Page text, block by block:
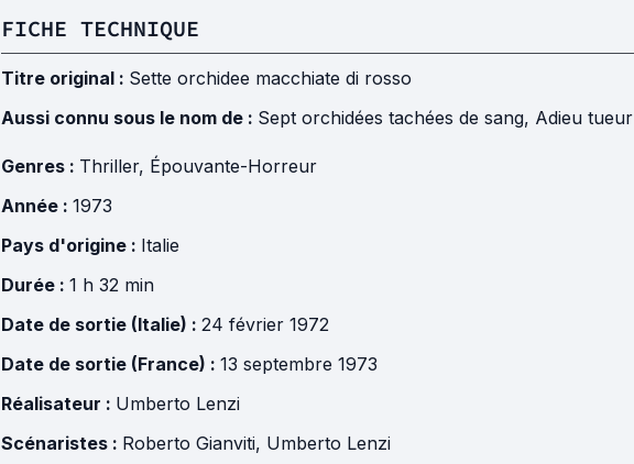
FICHE TECHNIQUE
Titre original : Sette orchidee macchiate di rosso
Aussi connu sous le nom de : Sept orchidées tachées de sang, Adieu tueur
Genres : Thriller, Épouvante-Horreur
Année : 1973
Pays d'origine : Italie
Durée : 1 h 32 min
Date de sortie (Italie) : 24 février 1972
Date de sortie (France) : 13 septembre 1973
Réalisateur : Umberto Lenzi
Scénaristes : Roberto Gianviti, Umberto Lenzi